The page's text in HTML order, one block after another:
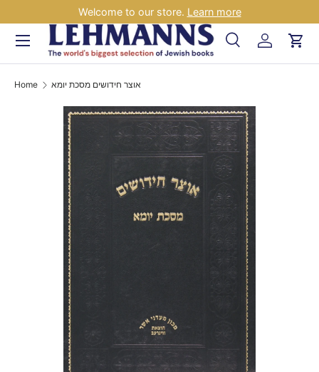
Skip to content
Welcome to our store. Learn more
Search
SearchLog inCart
Menu
Home אוצר חידושים מסכת יומא